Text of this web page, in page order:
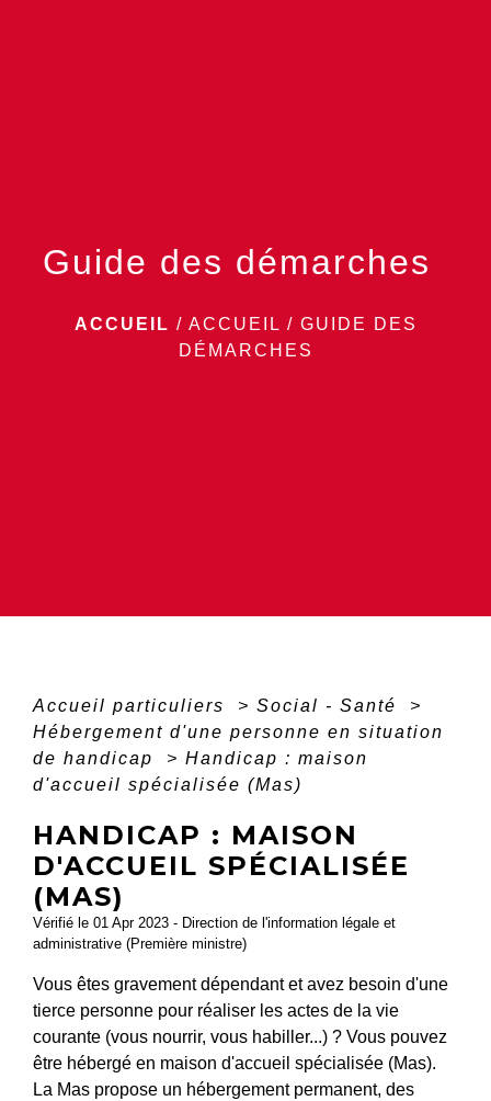
Guide des démarches
ACCUEIL / ACCUEIL / GUIDE DES
DÉMARCHES
Accueil particuliers > Social - Santé
>
Hébergement d'une personne en situation
de handicap
> Handicap : maison
d'accueil spécialisée (Mas)
HANDICAP : MAISON
D'ACCUEIL SPÉCIALISÉE
(MAS)
Vérifié le 01 Apr 2023 - Direction de l'information légale et
administrative (Première ministre)
Vous êtes gravement dépendant et avez besoin d'une
tierce personne pour réaliser les actes de la vie
courante (vous nourrir, vous habiller...) ? Vous pouvez
être hébergé en maison d'accueil spécialisée (Mas).
La Mas propose un hébergement permanent, des